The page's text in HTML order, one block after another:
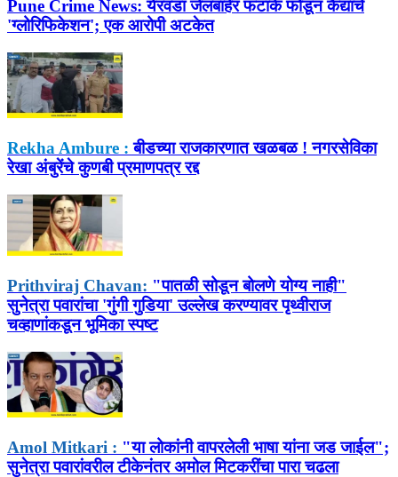
Pune Crime News: येरवडा जेलबाहेर फटाके फोडून कैद्याचे
'ग्लोरिफिकेशन'; एक आरोपी अटकेत
Rekha Ambure : बीडच्या राजकारणात खळबळ ! नगरसेविका
रेखा अंबुरेंचे कुणबी प्रमाणपत्र रद्द
Prithviraj Chavan: "पातळी सोडून बोलणे योग्य नाही"
सुनेत्रा पवारांचा 'गुंगी गुडिया' उल्लेख करण्यावर पृथ्वीराज
चव्हाणांकडून भूमिका स्पष्ट
Amol Mitkari : "या लोकांनी वापरलेली भाषा यांना जड जाईल";
सुनेत्रा पवारांवरील टीकेनंतर अमोल मिटकरींचा पारा चढला